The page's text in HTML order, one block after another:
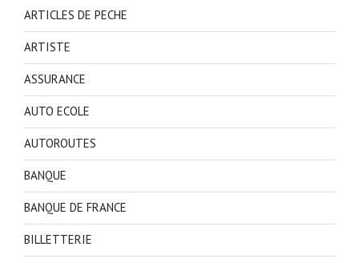
ARTICLES DE PECHE
ARTISTE
ASSURANCE
AUTO ECOLE
AUTOROUTES
BANQUE
BANQUE DE FRANCE
BILLETTERIE